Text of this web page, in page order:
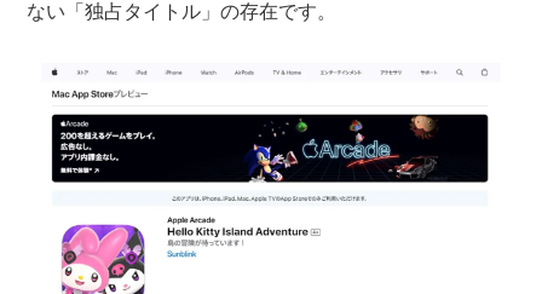
ない「独占タイトル」の存在です。